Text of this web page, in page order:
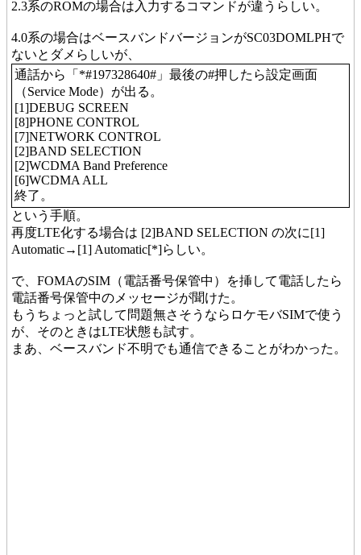
2.3系のROMの場合は入力するコマンドが違うらしい。
4.0系の場合はベースバンドバージョンがSC03DOMLPHで
ないとダメらしいが、
通話から「*#197328640#」最後の#押したら設定画面
（Service Mode）が出る。
[1]DEBUG SCREEN
[8]PHONE CONTROL
[7]NETWORK CONTROL
[2]BAND SELECTION
[2]WCDMA Band Preference
[6]WCDMA ALL
終了。
という手順。
再度LTE化する場合は [2]BAND SELECTION の次に[1]
Automatic→[1] Automatic[*]らしい。
で、FOMAのSIM（電話番号保管中）を挿して電話したら
電話番号保管中のメッセージが聞けた。
もうちょっと試して問題無さそうならロケモバSIMで使う
が、そのときはLTE状態も試す。
まあ、ベースバンド不明でも通信できることがわかった。